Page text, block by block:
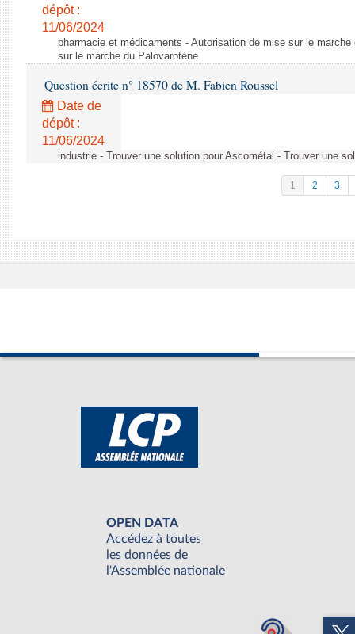
dépôt :
11/06/2024
pharmacie et médicaments - Autorisation de mise sur le
sur le marche du Palovarotène
Question écrite n° 18570 de M. Fabien Roussel
Date de
dépôt :
11/06/2024
industrie - Trouver une solution pour Ascométal - Trouver une
1 2 3
OPEN DATA
Accédez à toutes
les données de
l'Assemblée nationale